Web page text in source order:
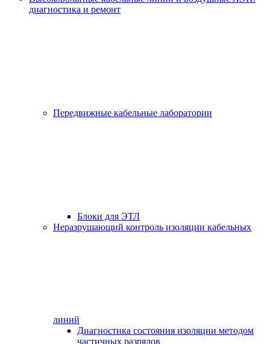
диагностика и ремонт
Передвижные кабельные лаборатории
Блоки для ЭТЛ
Неразрушающий контроль изоляции кабельных
линий
Диагностика состояния изоляции методом
частичных разрядов